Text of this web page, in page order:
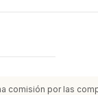
comisión por las